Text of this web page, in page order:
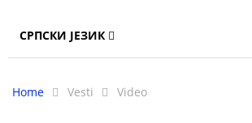
СРПСКИ ЈЕЗИК
Home Vesti Video